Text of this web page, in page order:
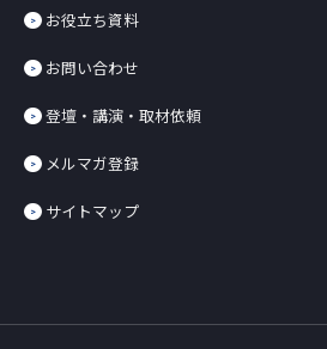
お役立ち資料
お問い合わせ
登壇・講演・取材依頼
メルマガ登録
サイトマップ